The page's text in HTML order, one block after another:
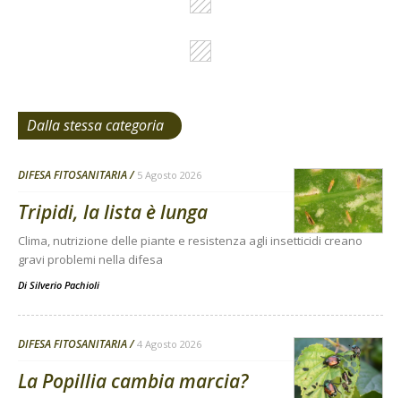
Dalla stessa categoria
DIFESA FITOSANITARIA 5 Agosto 2026
Tripidi, la lista è lunga
Clima, nutrizione delle piante e resistenza agli insetticidi creano
gravi problemi nella difesa
Di Silverio Pachioli
DIFESA FITOSANITARIA 4 Agosto 2026
La Popillia cambia marcia?